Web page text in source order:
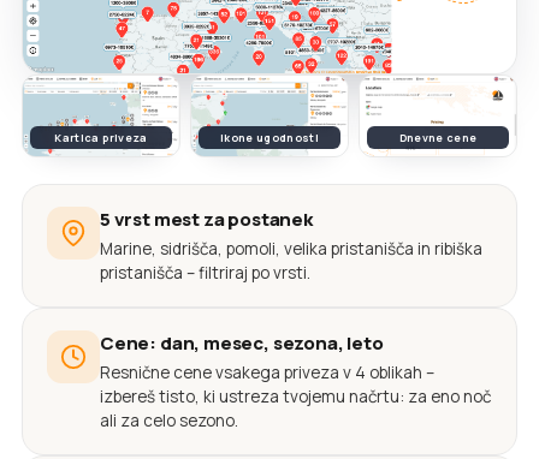
Kartica priveza Ikone ugodnosti Dnevne cene
5 vrst mest za postanek
Marine, sidrišča, pomoli, velika pristanišča in ribiška
pristanišča – filtriraj po vrsti.
Cene: dan, mesec, sezona, leto
Resnične cene vsakega priveza v 4 oblikah –
izbereš tisto, ki ustreza tvojemu načrtu: za eno noč
ali za celo sezono.